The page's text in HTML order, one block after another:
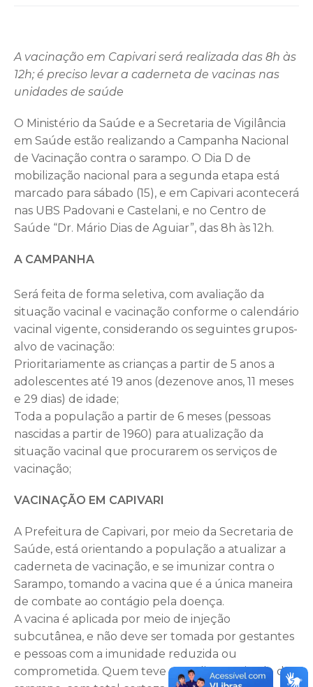
A vacinação em Capivari será realizada das 8h às
12h; é preciso levar a caderneta de vacinas nas
unidades de saúde
O Ministério da Saúde e a Secretaria de Vigilância
em Saúde estão realizando a Campanha Nacional
de Vacinação contra o sarampo. O Dia D de
mobilização nacional para a segunda etapa está
marcado para sábado (15), e em Capivari acontecerá
nas UBS Padovani e Castelani, e no Centro de
Saúde “Dr. Mário Dias de Aguiar”, das 8h às 12h.
A CAMPANHA
Será feita de forma seletiva, com avaliação da
situação vacinal e vacinação conforme o calendário
vacinal vigente, considerando os seguintes grupos-
alvo de vacinação:
Prioritariamente as crianças a partir de 5 anos a
adolescentes até 19 anos (dezenove anos, 11 meses
e 29 dias) de idade;
Toda a população a partir de 6 meses (pessoas
nascidas a partir de 1960) para atualização da
situação vacinal que procurarem os serviços de
vacinação;
VACINAÇÃO EM CAPIVARI
A Prefeitura de Capivari, por meio da Secretaria de
Saúde, está orientando a população a atualizar a
caderneta de vacinação, e se imunizar contra o
Sarampo, tomando a vacina que é a única maneira
de combate ao contágio pela doença.
A vacina é aplicada por meio de injeção
subcutânea, e não deve ser tomada por gestantes
e pessoas com a imunidade reduzida ou
comprometida. Quem teve caso diagnosticado de